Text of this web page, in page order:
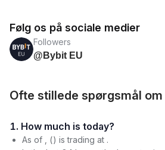
Følg os på sociale medier
Followers
@Bybit EU
Ofte stillede spørgsmål om
1. How much is today?
As of , () is trading at .